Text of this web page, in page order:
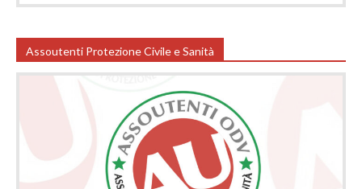
Assoutenti Protezione Civile e Sanità